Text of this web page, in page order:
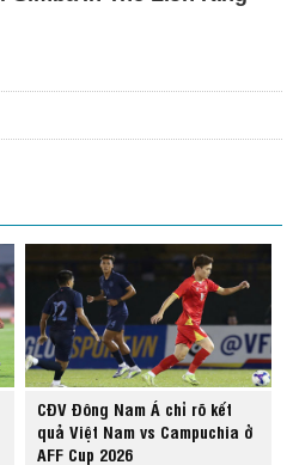
CĐV Đông Nam Á chỉ rõ kết
quả Việt Nam vs Campuchia ở
AFF Cup 2026